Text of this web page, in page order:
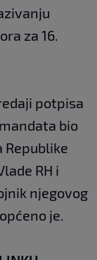
za 16.
potpisa
bio
Republike
RH i
njegovog
je.